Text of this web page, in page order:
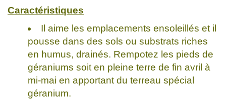
Caractéristiques
Il aime les emplacements ensoleillés et il
pousse dans des sols ou substrats riches
en humus, drainés. Rempotez les pieds de
géraniums soit en pleine terre de fin avril à
mi-mai en apportant du terreau spécial
géranium.